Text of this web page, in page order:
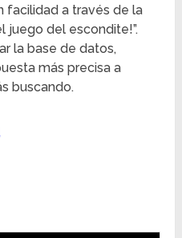
facilidad a través de la
juego del escondite!”.
la base de datos,
más precisa a
buscando.